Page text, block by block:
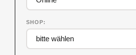
SHOP